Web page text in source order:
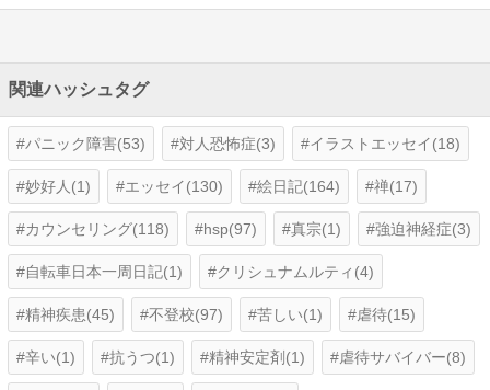
関連ハッシュタグ
パニック障害(53) 対人恐怖症(3) イラストエッセイ(18)
妙好人(1) エッセイ(130) 絵日記(164) 禅(17)
カウンセリング(118) hsp(97) 真宗(1) 強迫神経症(3)
自転車日本一周日記(1) クリシュナムルティ(4)
精神疾患(45) 不登校(97) 苦しい(1) 虐待(15)
辛い(1) 抗うつ(1) 精神安定剤(1) 虐待サバイバー(8)